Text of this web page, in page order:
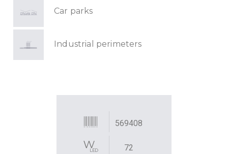
Car parks
Industrial perimeters
569408
72